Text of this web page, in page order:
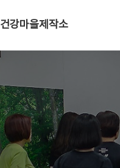
건강마을제작소